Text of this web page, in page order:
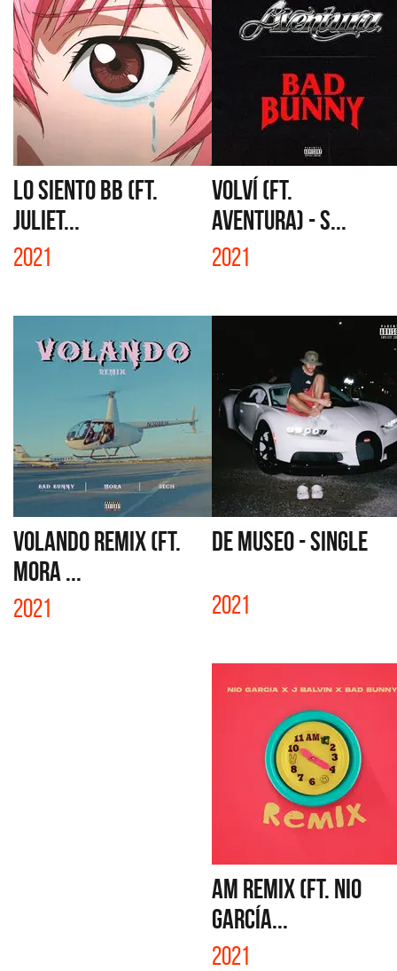
LO SIENTO BB (FT.
JULIET...
2021
VOLVÍ (FT.
AVENTURA) - S...
2021
VOLANDO REMIX (FT.
MORA ...
2021
DE MUSEO - SINGLE
2021
AM REMIX (FT. NIO
GARCÍA...
2021